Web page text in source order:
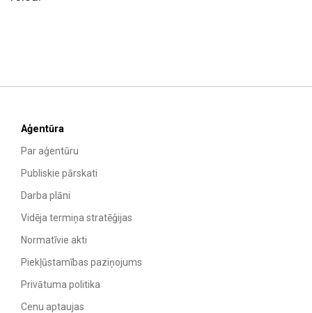
Aģentūra
Par aģentūru
Publiskie pārskati
Darba plāni
Vidēja termiņa stratēģijas
Normatīvie akti
Piekļūstamības paziņojums
Privātuma politika
Cenu aptaujas